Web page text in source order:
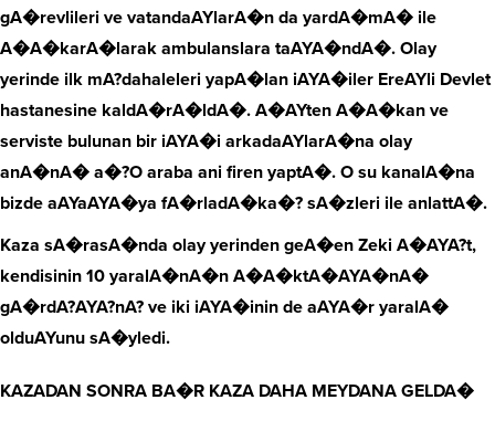
gA�revlileri ve vatandaAYlarA�n da yardA�mA� ile
A�A�karA�larak ambulanslara taAYA�ndA�. Olay
yerinde ilk mA?dahaleleri yapA�lan iAYA�iler EreAYli Devlet
hastanesine kaldA�rA�ldA�. A�AYten A�A�kan ve
serviste bulunan bir iAYA�i arkadaAYlarA�na olay
anA�nA� a�?O araba ani firen yaptA�. O su kanalA�na
bizde aAYaAYA�ya fA�rladA�ka�? sA�zleri ile anlattA�.
Kaza sA�rasA�nda olay yerinden geA�en Zeki A�AYA?t,
kendisinin 10 yaralA�nA�n A�A�ktA�AYA�nA�
gA�rdA?AYA?nA? ve iki iAYA�inin de aAYA�r yaralA�
olduAYunu sA�yledi.
KAZADAN SONRA BA�R KAZA DAHA MEYDANA GELDA�